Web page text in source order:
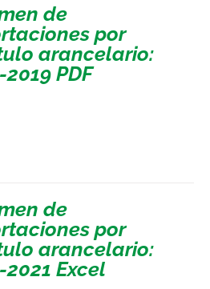
de
por
arancelario:
PDF
de
por
arancelario:
2021 Excel